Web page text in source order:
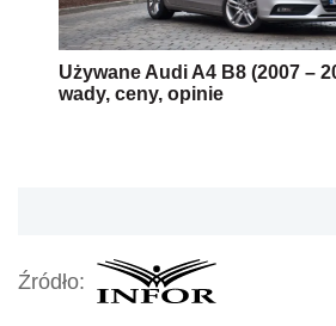
Używane Audi A4 B8 (2007 –
wady, ceny, opinie
Źródło: